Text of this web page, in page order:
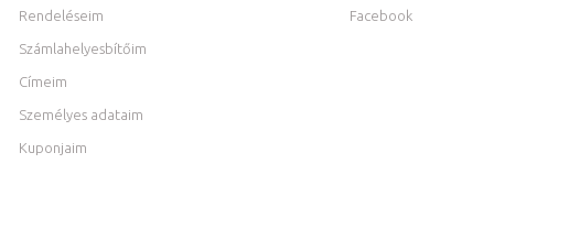
Rendeléseim
Számlahelyesbítőim
Címeim
Személyes adataim
Kuponjaim
Facebook